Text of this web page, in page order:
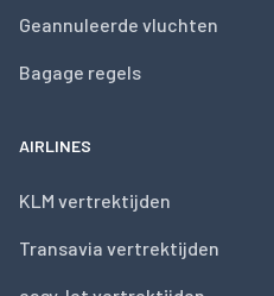
Geannuleerde vluchten
Bagage regels
AIRLINES
KLM vertrektijden
Transavia vertrektijden